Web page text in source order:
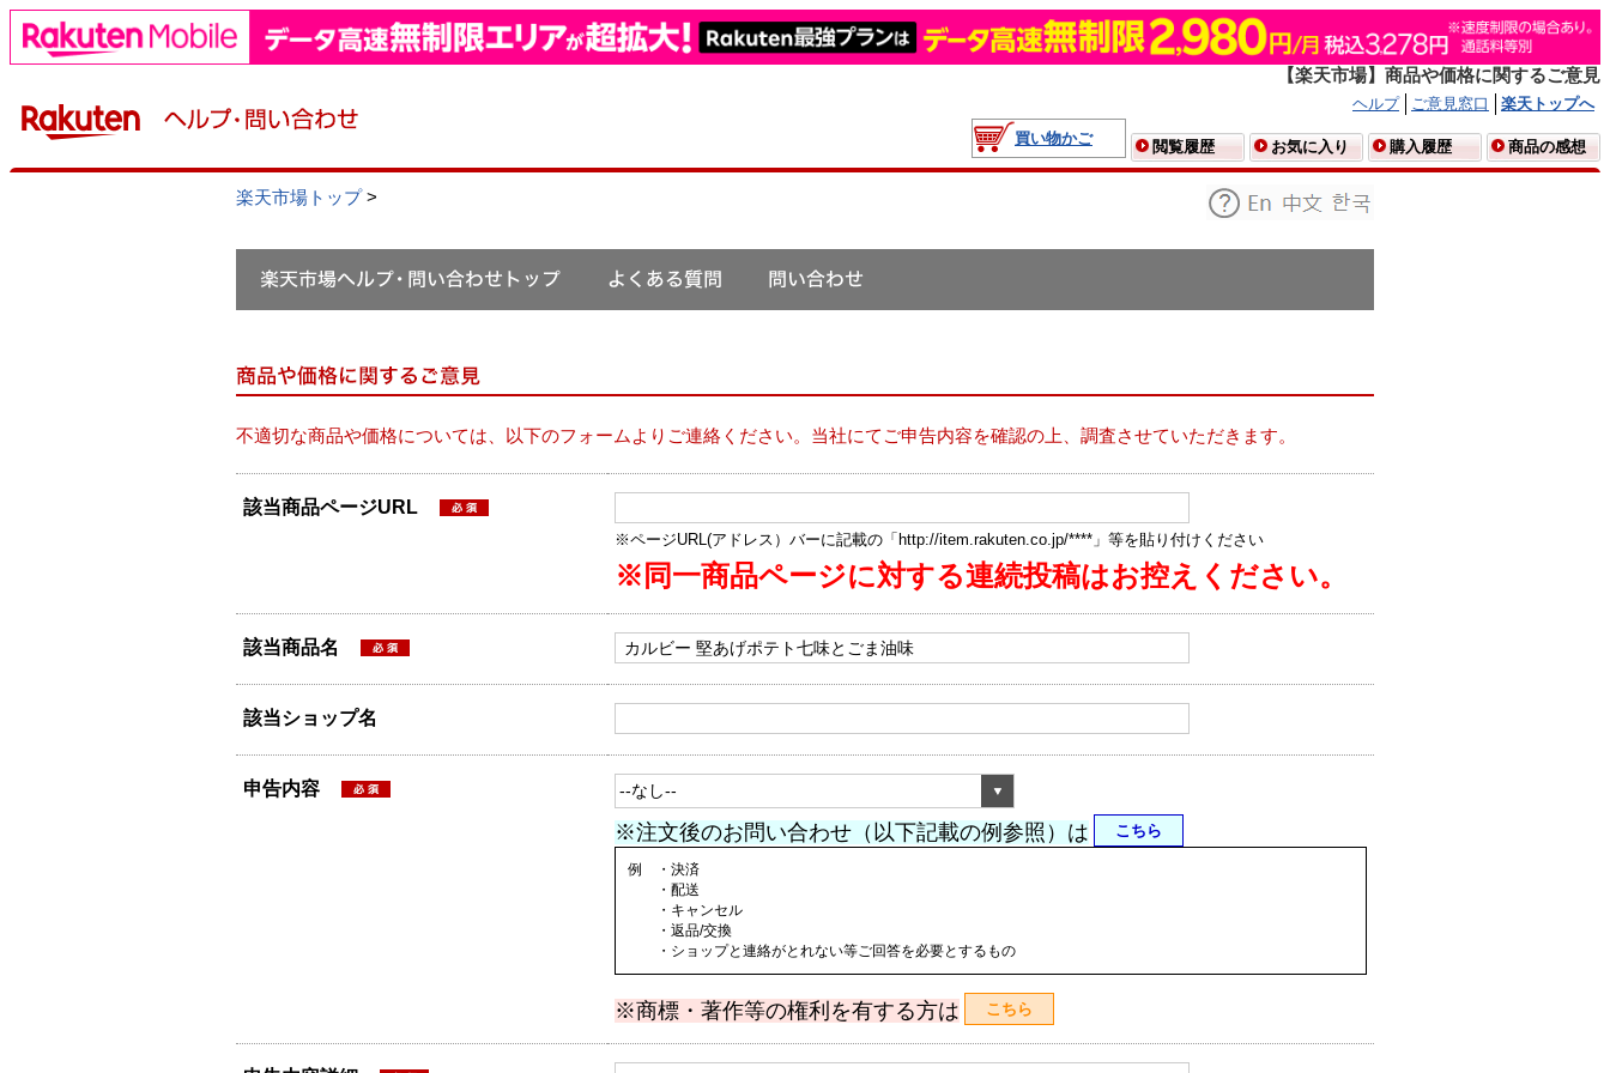
【楽天市場】商品や価格に関するご意見
ヘルプ ご意見窓口
楽天トップへ
買い物かご
閲覧履歴 お気に入り 購入履歴 商品の感想
楽天市場トップ>
不適切な商品や価格については、以下のフォームよりご連絡ください。当社にてご申告内容を確認の上、調査させていただきます。
該当商品ページURL
※ページURL(アドレス）バーに記載の「http://item.rakuten.co.jp/****」等を貼り付けください
※同一商品ページに対する連続投稿はお控えください。
該当商品名
該当ショップ名
申告内容
※注文後のお問い合わせ（以下記載の例参照）は こちら
例 ・決済
・配送
・キャンセル
・返品/交換
・ショップと連絡がとれない等ご回答を必要とするもの
※商標・著作等の権利を有する方は こちら